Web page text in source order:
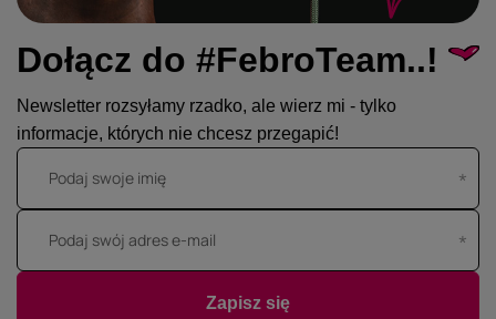
Dołącz do #FebroTeam..!
Newsletter rozsyłamy rzadko, ale wierz mi - tylko
informacje, których nie chcesz przegapić!
Podaj swoje imię
Podaj swój adres e-mail
Zapisz się